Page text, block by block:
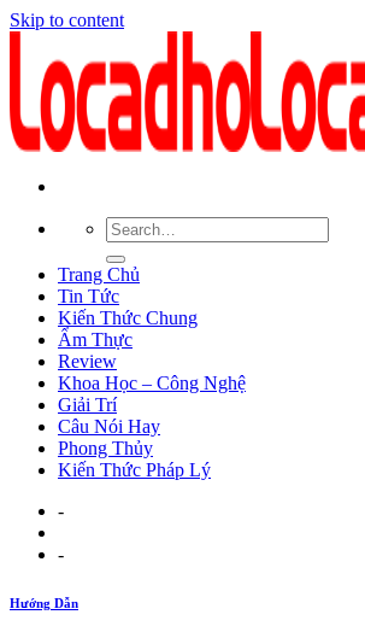
Skip to content
Trang Chủ
Tin Tức
Kiến Thức Chung
Ẩm Thực
Review
Khoa Học – Công Nghệ
Giải Trí
Câu Nói Hay
Phong Thủy
Kiến Thức Pháp Lý
-
-
Hướng Dẫn